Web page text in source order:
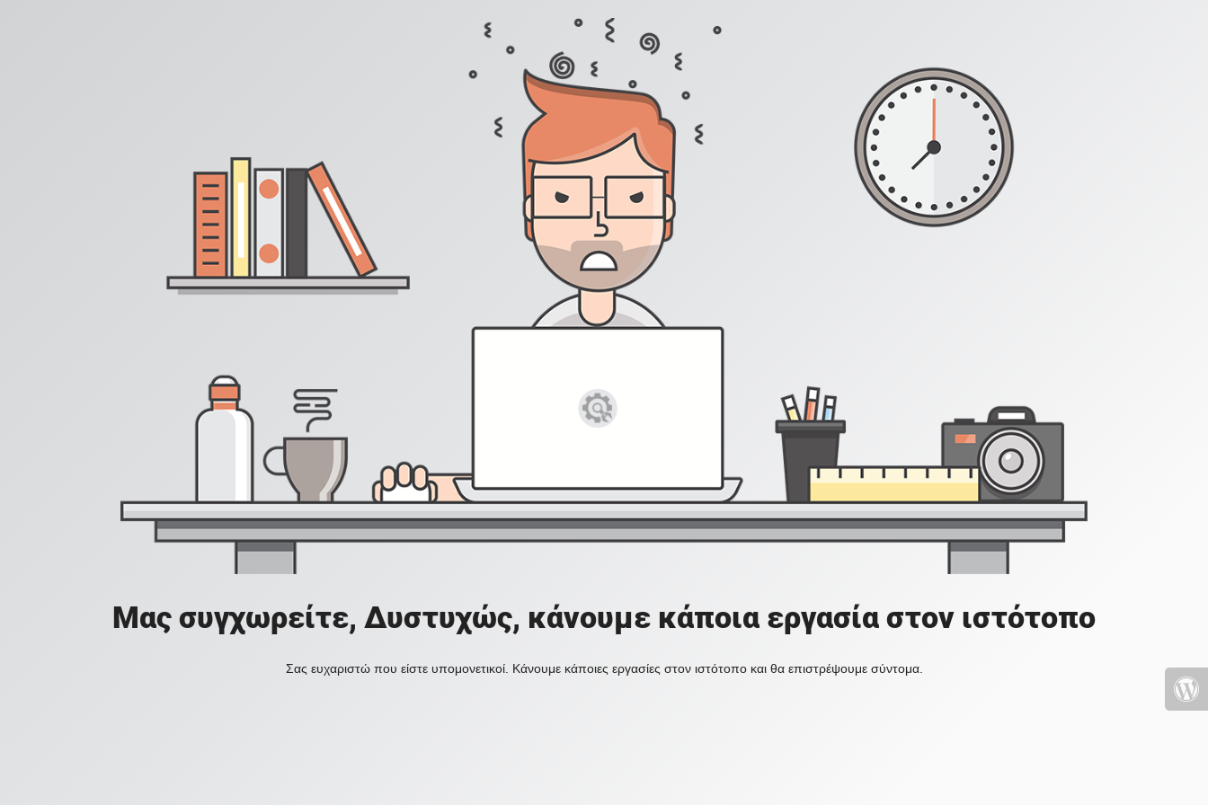
Μας συγχωρείτε, Δυστυχώς, κάνουμε κάποια εργασία στον ιστότοπο
Σας ευχαριστώ που είστε υπομονετικοί. Κάνουμε κάποιες εργασίες στον ιστότοπο και θα επιστρέψουμε σύντομα.